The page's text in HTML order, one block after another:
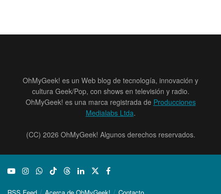
OhMyGeek! es un Web blog de tecnología, innovación y
cultura Geek/Pop, con shows en televisión y radio.
OhMyGeek! es una marca registrada de Producciones
Medialabs Ltda.
(CC) 2026 OhMyGeek! Algunos derechos reservados.